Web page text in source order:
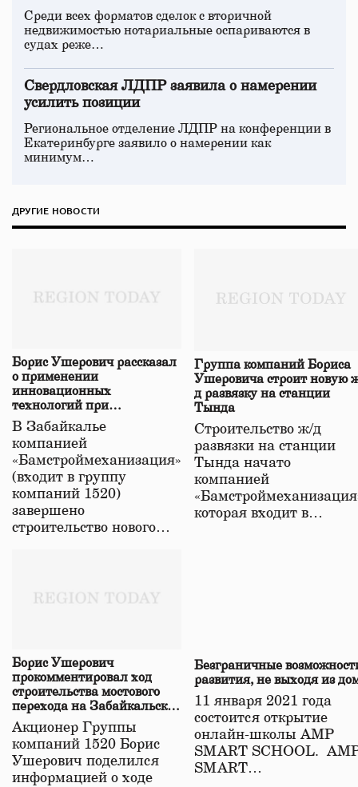
Среди всех форматов сделок с вторичной
недвижимостью нотариальные оспариваются в
судах реже…
Свердловская ЛДПР заявила о намерении
усилить позиции
Региональное отделение ЛДПР на конференции в
Екатеринбурге заявило о намерении как
минимум…
ДРУГИЕ НОВОСТИ
Борис Ушерович рассказал
о применении
инновационных
технологий при
строительстве нового моста
в Забайкалье
В Забайкалье
компанией
«Бамстроймеханизация»
(входит в группу
компаний 1520)
завершено
строительство нового…
Группа компаний Бориса
Ушеровича строит новую
д развязку на станции
Тында
Строительство ж/д
развязки на станции
Тында начато
компанией
которая входит в…
Борис Ушерович
прокомментировал ход
строительства мостового
перехода на Забайкальской
железной дороге
Акционер Группы
компаний 1520 Борис
Ушерович поделился
информацией о ходе
Безграничные
развития, не выходя из
11 января 2021 года
состоится открытие
онлайн-школы АМР
SMART SCHOOL.
SMART…